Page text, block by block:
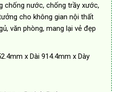
chống nước, chống trầy xước,
cho không gian nội thất
văn phòng, mang lại vẻ đẹp
x Dài 914.4mm x Dày